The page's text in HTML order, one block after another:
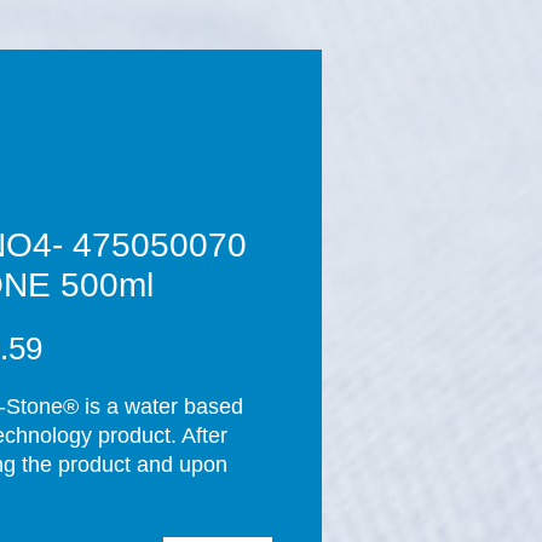
NANO4-
500ml
Stone® is a water based
product. After
the product and upon
a thin layer of SiO2